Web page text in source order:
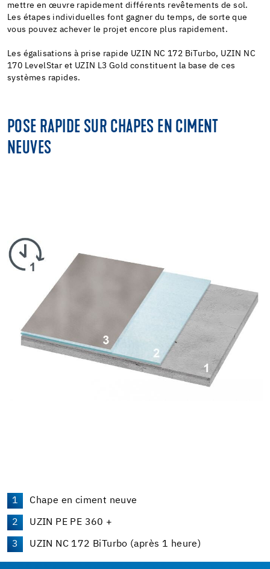
mettre en œuvre rapidement différents revêtements de sol.
Les étapes individuelles font gagner du temps, de sorte que
vous pouvez achever le projet encore plus rapidement.
Les égalisations à prise rapide UZIN NC 172 BiTurbo, UZIN NC
170 LevelStar et UZIN L3 Gold constituent la base de ces
systèmes rapides.
POSE RAPIDE SUR CHAPES EN CIMENT
NEUVES
Chape en ciment neuve
UZIN PE PE 360 +
UZIN NC 172 BiTurbo (après 1 heure)